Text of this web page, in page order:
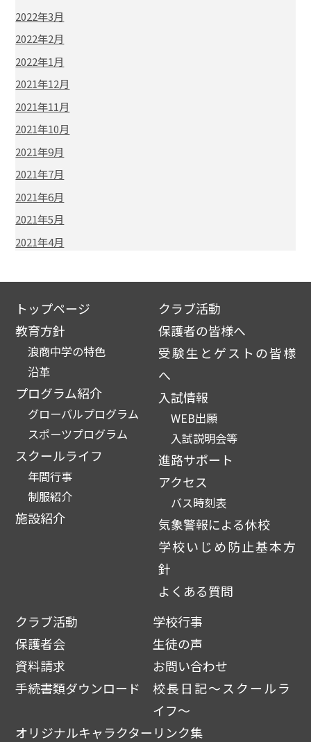
2022年3月
2022年2月
2022年1月
2021年12月
2021年11月
2021年10月
2021年9月
2021年7月
2021年6月
2021年5月
2021年4月
トップページ
教育方針
浪商中学の特色
沿革
プログラム紹介
グローバルプログラム
スポーツプログラム
スクールライフ
年間行事
制服紹介
施設紹介
クラブ活動
保護者の皆様へ
受験生とゲストの皆様
へ
入試情報
WEB出願
入試説明会等
進路サポート
アクセス
バス時刻表
気象警報による休校
学校いじめ防止基本方
針
よくある質問
クラブ活動
学校行事
保護者会
生徒の声
資料請求
お問い合わせ
手続書類ダウンロード
校長日記～スクールラ
イフ～
オリジナルキャラクター リンク集